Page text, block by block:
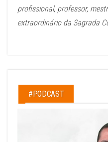
profissional, professor,
extraordinário da Sagrada
#PODCAST